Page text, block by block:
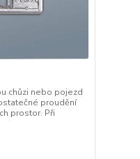
chůzi nebo pojezd
proudění
prostor. Při